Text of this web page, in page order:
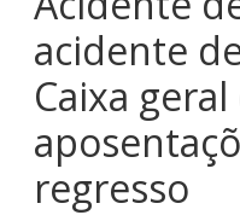
de
Coimbra
acidente
Caixa geral
regresso